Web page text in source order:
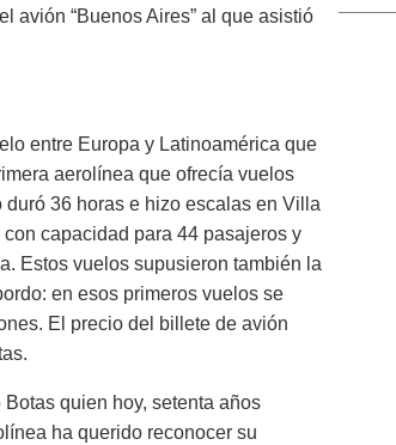
avión “Buenos Aires” al que asistió
entre Europa y Latinoamérica que
aerolínea que ofrecía vuelos
36 horas e hizo escalas en Villa
capacidad para 44 pasajeros y
Estos vuelos supusieron también la
en esos primeros vuelos se
El precio del billete de avión
quien hoy, setenta años
ha querido reconocer su